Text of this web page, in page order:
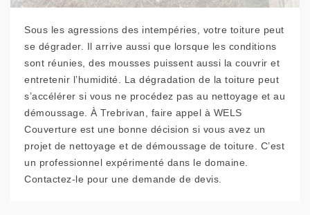
Sous les agressions des intempéries, votre toiture peut
se dégrader. Il arrive aussi que lorsque les conditions
sont réunies, des mousses puissent aussi la couvrir et
entretenir l’humidité. La dégradation de la toiture peut
s’accélérer si vous ne procédez pas au nettoyage et au
démoussage. À Trebrivan, faire appel à WELS
Couverture est une bonne décision si vous avez un
projet de nettoyage et de démoussage de toiture. C’est
un professionnel expérimenté dans le domaine.
Contactez-le pour une demande de devis.